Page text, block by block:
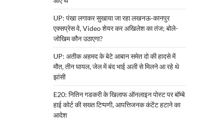
UP: पंखा लगाकर सुखाया जा रहा लखनऊ-कानपुर
एक्सप्रेस वे, Video शेयर कर अखिलेश का तंज; बोले-
जोखिम कौन उठाएगा?
UP: अतीक अहमद के बेटे आबान समेत दो की हादसे में
मौत, तीन घायल, जेल में बंद भाई अली से मिलने आ रहे थे
झांसी
E20: नितिन गडकरी के खिलाफ ऑनलाइन पोस्ट पर बॉम्बे
हाई कोर्ट की सख्त टिप्पणी, आपत्तिजनक कंटेंट हटाने का
आदेश